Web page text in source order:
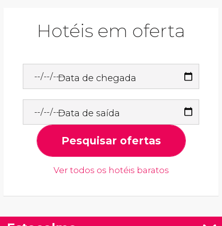
Hotéis em oferta
Data de chegada
Data de saída
Pesquisar ofertas
Ver todos os hotéis baratos